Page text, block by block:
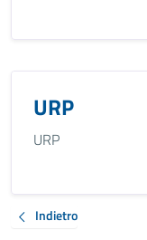
URP
URP
Indietro